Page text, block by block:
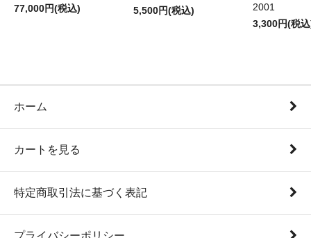
77,000円(税込)
5,500円(税込)
2001
3,300円(税
ホーム
カートを見る
特定商取引法に基づく表記
プライバシーポリシー